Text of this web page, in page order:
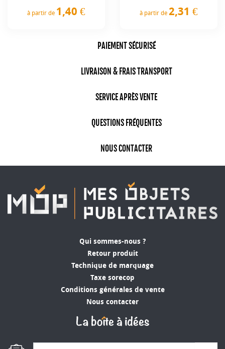
à partir de 1,40 € à partir de 2,31 €
PAIEMENT SÉCURISÉ
LIVRAISON & FRAIS TRANSPORT
SERVICE APRÈS VENTE
QUESTIONS FRÉQUENTES
NOUS CONTACTER
Qui sommes-nous ?
Retour produit
Technique de marquage
Taxe sorecop
Conditions générales de vente
Nous contacter